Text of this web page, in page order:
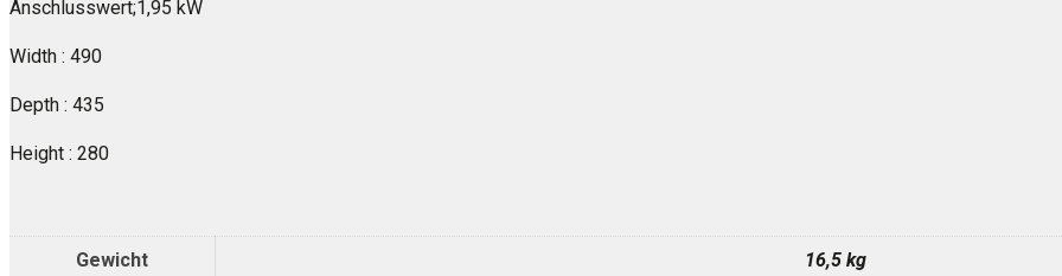
Anschlusswert;1,95 kW
Width : 490
Depth : 435
Height : 280
Gewicht 16,5 kg